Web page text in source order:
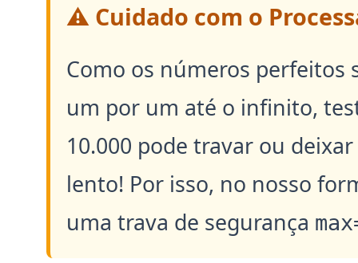
⚠️ Cuidado com o
Como os números perfeitos
um por um até o infinito,
10.000 pode travar ou
lento! Por isso, no nosso
uma trava de segurança